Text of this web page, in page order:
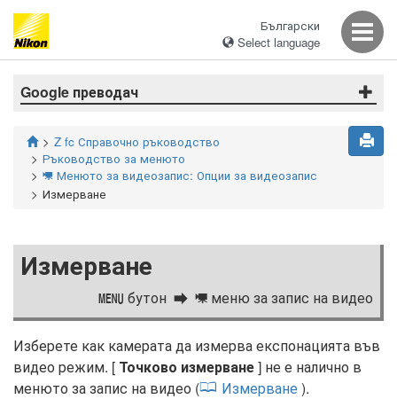
Български
Select language
Google преводач
Z fc Справочно ръководство
Ръководство за менюто
1 Менюто за видеозапис: Опции за видеозапис
Измерване
Измерване
G бутон 1 меню за запис на видео
Изберете как камерата да измерва експонацията във
видео режим. [ Точково измерване] не е налично в
менюто за запис на видео (
Измерване ).